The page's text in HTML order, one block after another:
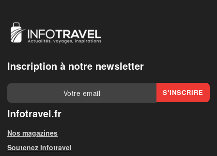
Inscription à notre newsletter
Infotravel.fr
Nos magazines
Soutenez Infotravel